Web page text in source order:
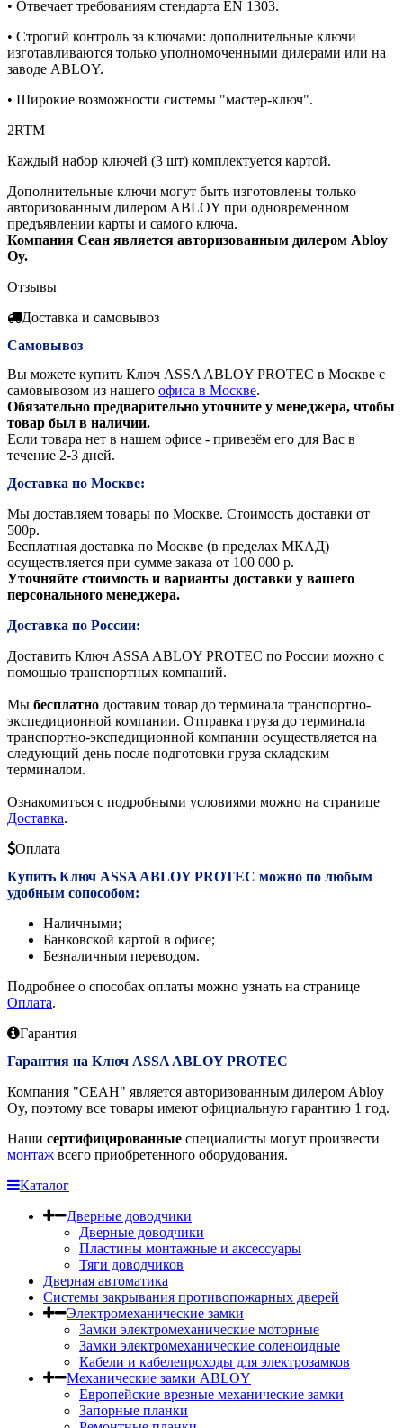
• Отвечает требованиям стендарта EN 1303.
• Строгий контроль за ключами: дополнительные ключи
изготавливаются только уполномоченными дилерами или на
заводе ABLOY.
• Широкие возможности системы "мастер-ключ".
2RTM
Каждый набор ключей (3 шт) комплектуется картой.
Дополнительные ключи могут быть изготовлены только
авторизованным дилером ABLOY при одновременном
предъявлении карты и самого ключа.
Компания Сеан является авторизованным дилером Abloy
Oy.
Отзывы
Доставка и самовывоз
Самовывоз
Вы можете купить Ключ ASSA ABLOY PROTEC в Москве с
самовывозом из нашего офиса в Москве.
Обязательно предварительно уточните у менеджера, чтобы
товар был в наличии.
Если товара нет в нашем офисе - привезём его для Вас в
течение 2-3 дней.
Доставка по Москве:
Мы доставляем товары по Москве. Стоимость доставки от
500р.
Бесплатная доставка по Москве (в пределах МКАД)
осуществляется при сумме заказа от 100 000 р.
Уточняйте стоимость и варианты доставки у вашего
персонального менеджера.
Доставка по России:
Доставить Ключ ASSA ABLOY PROTEC по России можно с
помощью транспортных компаний.
Мы бесплатно доставим товар до терминала транспортно-
экспедиционной компании. Отправка груза до терминала
транспортно-экспедиционной компании осуществляется на
следующий день после подготовки груза складским
терминалом.
Ознакомиться с подробными условиями можно на странице
Доставка.
Оплата
Купить Ключ ASSA ABLOY PROTEC можно по любым
удобным сопособом:
Наличными;
Банковской картой в офисе;
Безналичным переводом.
Подробнее о способах оплаты можно узнать на странице
Оплата.
Гарантия
Гарантия на Ключ ASSA ABLOY PROTEC
Компания "СЕАН" является авторизованным дилером Abloy
Oy, поэтому все товары имеют официальную гарантию 1 год.
Наши сертифицированные специалисты могут произвести
монтаж всего приобретенного оборудования.
Каталог
Дверные доводчики
Дверные доводчики
Пластины монтажные и аксессуары
Тяги доводчиков
Дверная автоматика
Системы закрывания противопожарных дверей
Электромеханические замки
Замки электромеханические моторные
Замки электромеханические соленоидные
Кабели и кабелепроходы для электрозамков
Механические замки ABLOY
Европейские врезные механические замки
Запорные планки